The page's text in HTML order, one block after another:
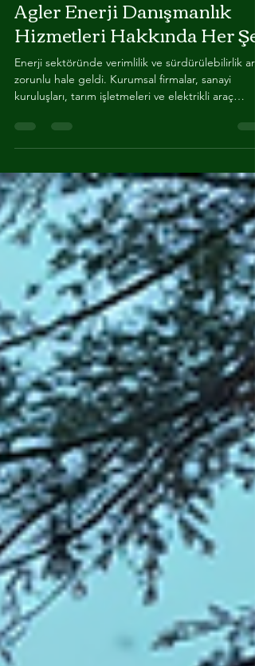
23 Mar
3 dakikada okunur
Agler Enerji Danışmanlık
Hizmetleri Hakkında Her Şey
Enerji sektöründe verimlilik ve sürdürülebilirlik
kuruluşları, tarım işletmeleri ve elektrikli araç
devreye giriyor. Agler Enerji, bu alanda sunduğu
kapsamlı çözümlerle fark yaratıyor. Enerji
Danışmanlık Hizmetleri Nedir? Enerji danışmanlık
hizmetleri, enerji kullanımını analiz etmek, tasarruf
yöntemleri geliştirmek ve sürdü